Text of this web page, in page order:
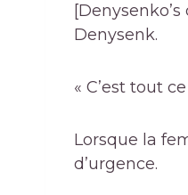
Denysenk.
« C’est tout
Lorsque la
d’urgence.